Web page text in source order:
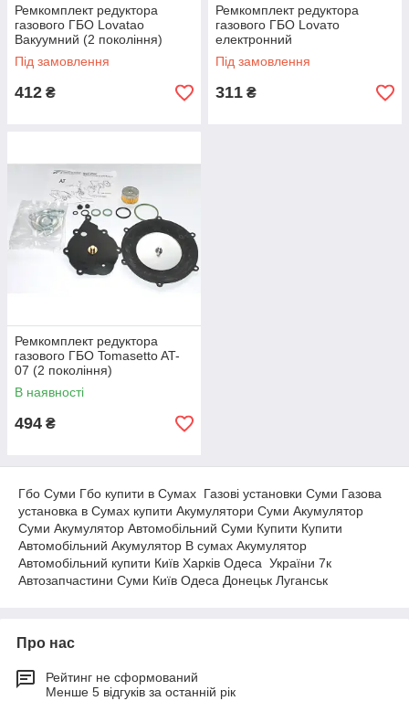
Ремкомплект редуктора
газового ГБО Lovatao
Вакуумний (2 покоління)
Під замовлення
412 ₴
Ремкомплект редуктора
газового ГБО Lovaто
електронний
Під замовлення
311 ₴
Ремкомплект редуктора
газового ГБО Tomasetto AT-
07 (2 покоління)
В наявності
494 ₴
Гбо Суми Гбо купити в Сумах Газові установки Суми Газова
установка в Сумах купити Акумулятори Суми Акумулятор
Суми Акумулятор Автомобільний Суми Купити Купити
Автомобільний Акумулятор В сумах Акумулятор
Автомобільний купити Київ Харків Одеса України 7к
Автозапчастини Суми Київ Одеса Донецьк Луганськ
Про нас
Рейтинг не сформований
Менше 5 відгуків за останній рік